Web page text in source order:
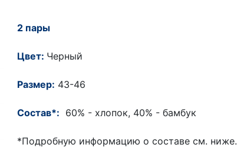
2 пары
Цвет: Черный
Размер: 43-46
Состав*: 60% - хлопок, 40% - бамбук
*Подробную информацию о составе см. ниже.